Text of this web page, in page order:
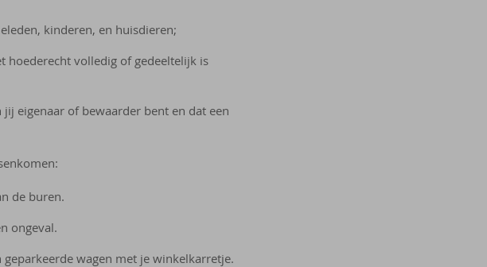
kinderen, en huisdieren;
hoederecht volledig of gedeeltelijk is
eigenaar of bewaarder bent en dat een
de buren.
ongeval.
wagen met je winkelkarretje.